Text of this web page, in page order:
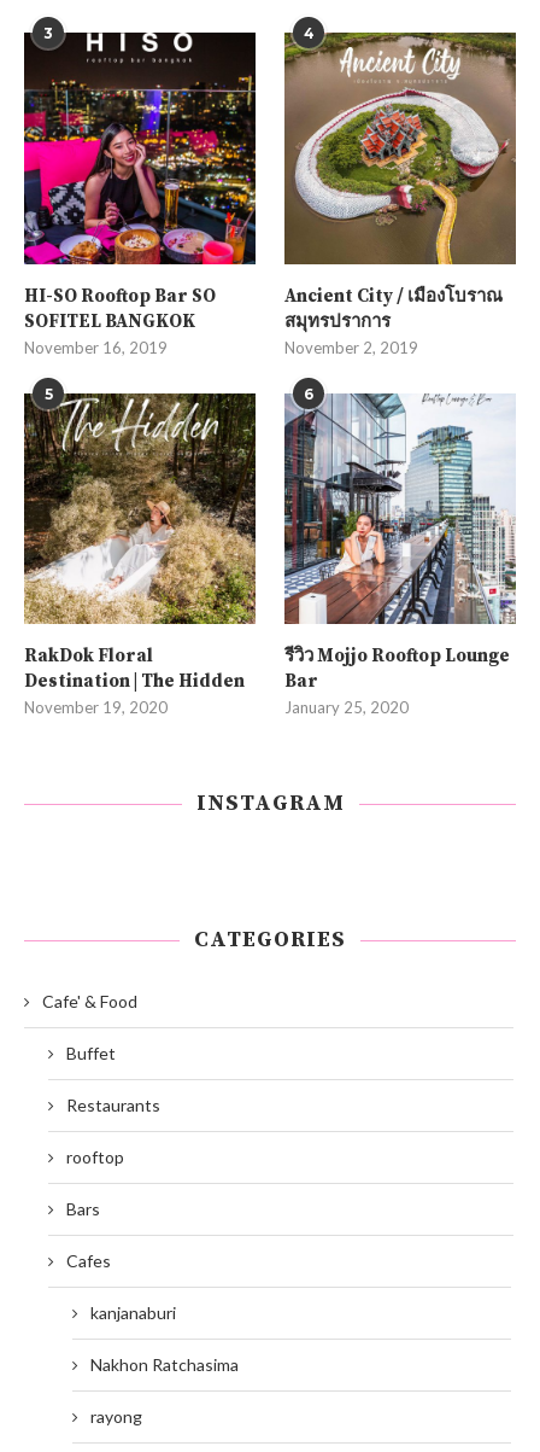
3
HI-SO Rooftop Bar SO
SOFITEL BANGKOK
November 16, 2019
4
Ancient City / เมืองโบราณ
สมุทรปราการ
November 2, 2019
5
RakDok Floral
Destination | The Hidden
November 19, 2020
6
รีวิว Mojjo Rooftop Lounge
Bar
January 25, 2020
INSTAGRAM
CATEGORIES
Cafe' & Food
Buffet
Restaurants
rooftop
Bars
Cafes
kanjanaburi
Nakhon Ratchasima
rayong